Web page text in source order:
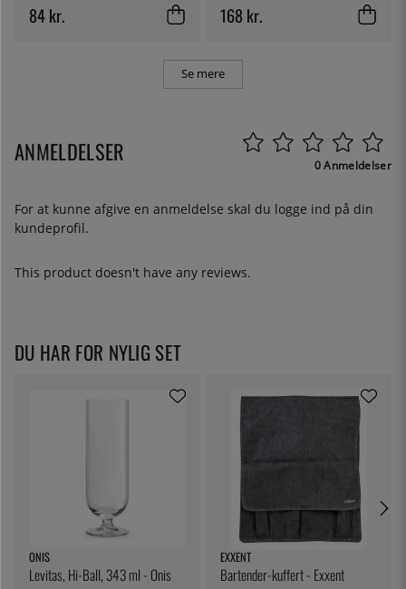
84 kr. 168 kr.
Se mere
ANMELDELSER 0 Anmeldelser
For at kunne afgive en anmeldelse skal du logge ind på din
kundeprofil.
This product doesn't have any reviews.
DU HAR FOR NYLIG SET
ONIS
Levitas, Hi-Ball, 343 ml - Onis
EXXENT
Bartender-kuffert - Exxent